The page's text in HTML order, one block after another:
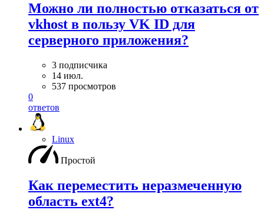
Можно ли полностью отказаться от
vkhost в пользу VK ID для
серверного приложения?
3 подписчика
14 июл.
537 просмотров
0
ответов
Linux
Простой
Как переместить неразмеченную
область ext4?